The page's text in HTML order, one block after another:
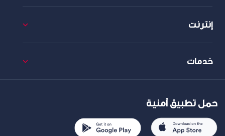
إنترنت
خدمات
حمل تطبيق أمنية